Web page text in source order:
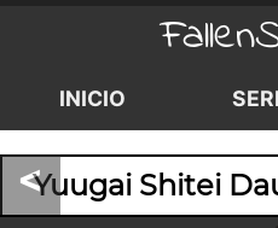
INICIO
<Yuugai Shitei